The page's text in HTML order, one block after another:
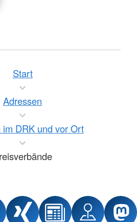
Start
Adressen
DRK und vor Ort